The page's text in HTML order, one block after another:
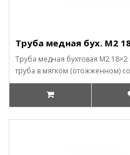
Труба медная бух. М2
Труба медная бухтовая М2
труба в мягком (отожженном)